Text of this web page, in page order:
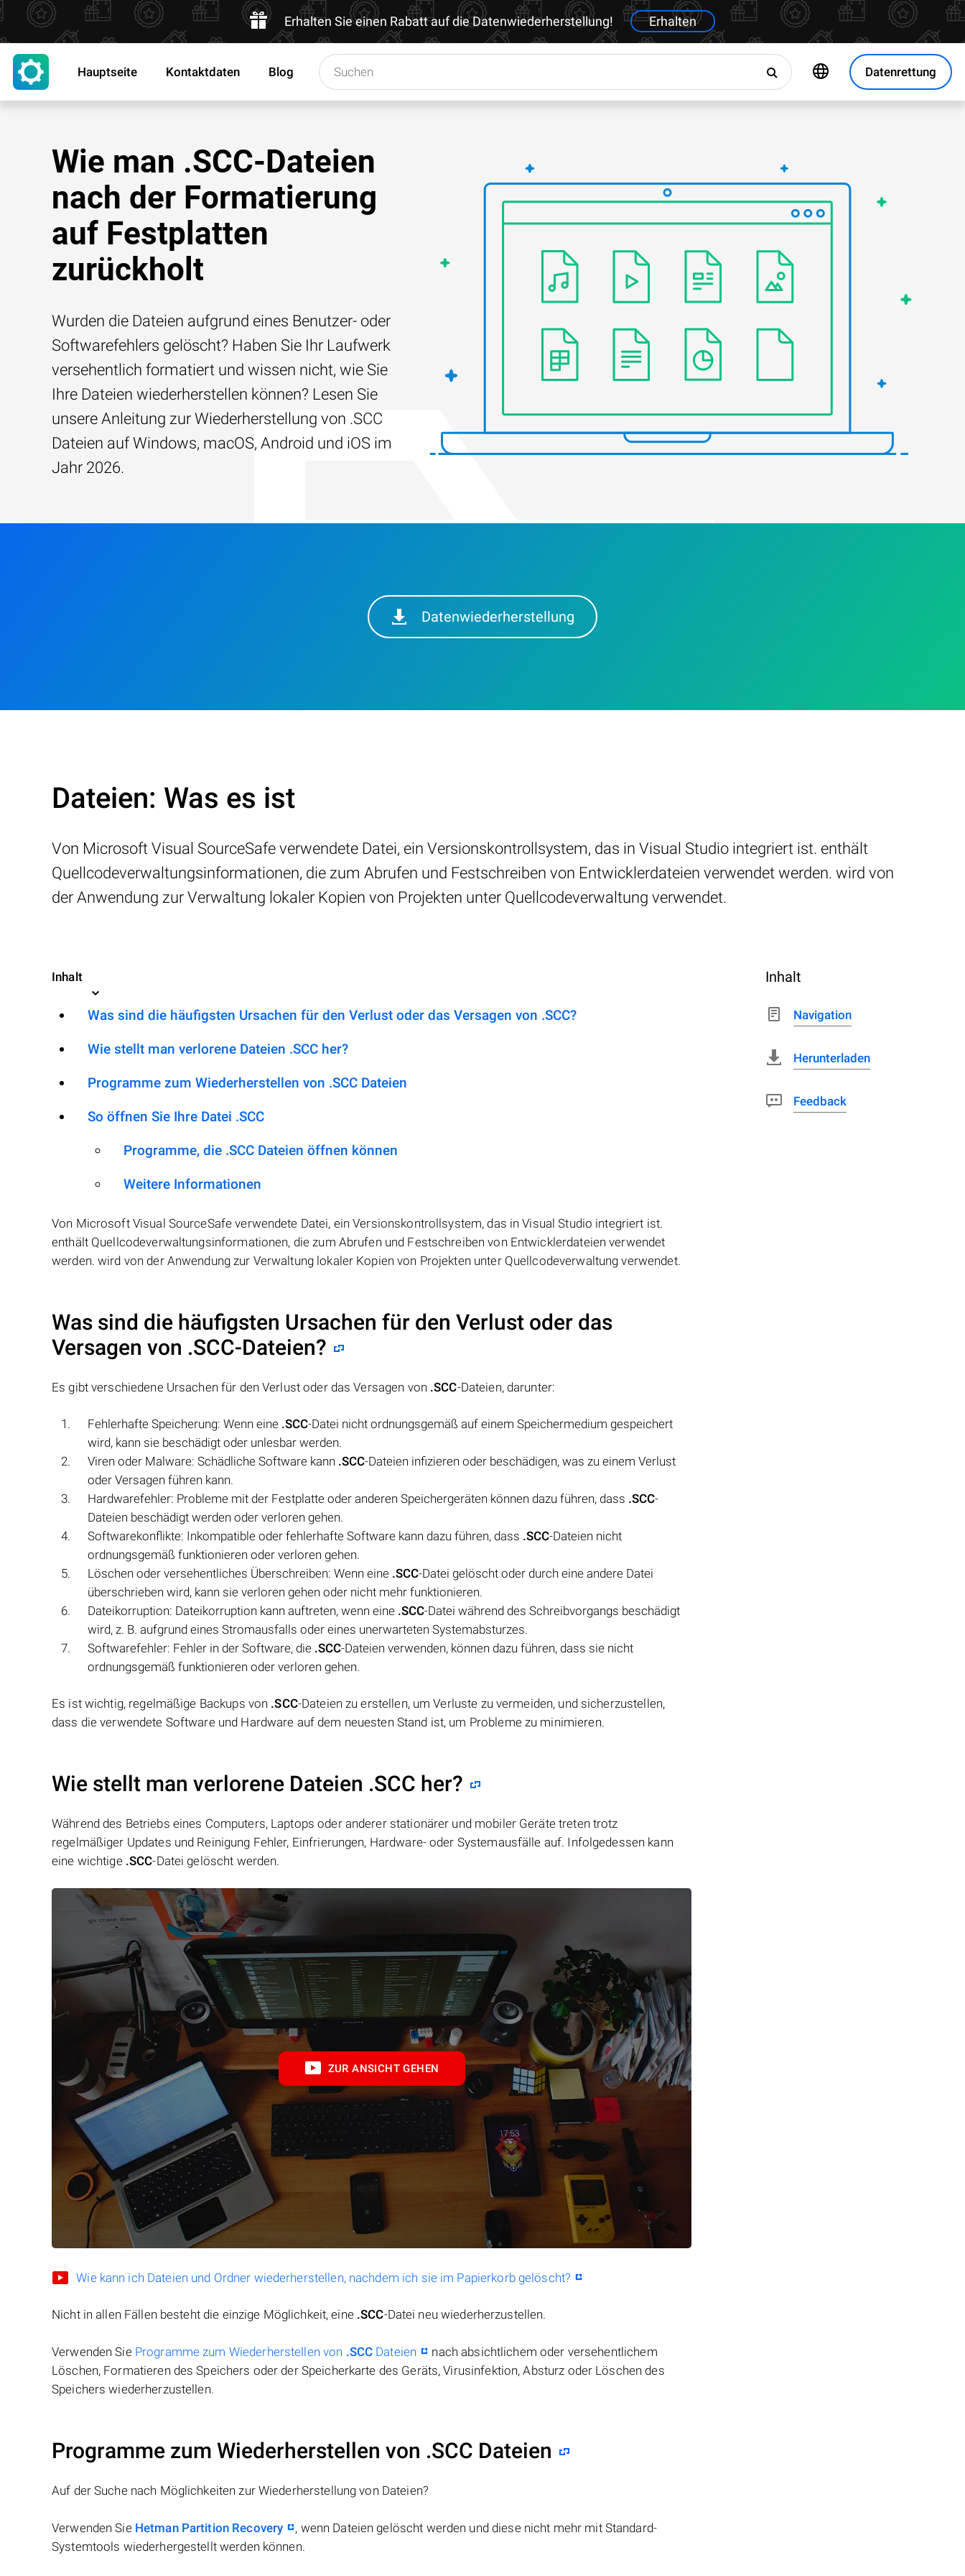
Erhalten Sie einen Rabatt auf die Datenwiederherstellung! Erhalten
Datenrettung
Hauptseite Kontaktdaten Blog
Wie man .SCC-Dateien
nach der Formatierung
auf Festplatten
zurückholt
Wurden die Dateien aufgrund eines Benutzer- oder
Softwarefehlers gelöscht? Haben Sie Ihr Laufwerk
versehentlich formatiert und wissen nicht, wie Sie
Ihre Dateien wiederherstellen können? Lesen Sie
unsere Anleitung zur Wiederherstellung von .SCC
Dateien auf Windows, macOS, Android und iOS im
Jahr 2026.
Datenwiederherstellung
Dateien: Was es ist
Von Microsoft Visual SourceSafe verwendete Datei, ein Versionskontrollsystem, das in Visual Studio integriert ist. enthält
Quellcodeverwaltungsinformationen, die zum Abrufen und Festschreiben von Entwicklerdateien verwendet werden. wird von
der Anwendung zur Verwaltung lokaler Kopien von Projekten unter Quellcodeverwaltung verwendet.
Inhalt
Was sind die häufigsten Ursachen für den Verlust oder das Versagen von .SCC?
Wie stellt man verlorene Dateien .SCC her?
Programme zum Wiederherstellen von .SCC Dateien
So öffnen Sie Ihre Datei .SCC
Programme, die .SCC Dateien öffnen können
Weitere Informationen
Von Microsoft Visual SourceSafe verwendete Datei, ein Versionskontrollsystem, das in Visual Studio integriert ist.
enthält Quellcodeverwaltungsinformationen, die zum Abrufen und Festschreiben von Entwicklerdateien verwendet
werden. wird von der Anwendung zur Verwaltung lokaler Kopien von Projekten unter Quellcodeverwaltung verwendet.
Was sind die häufigsten Ursachen für den Verlust oder das
Versagen von .SCC-Dateien?
Es gibt verschiedene Ursachen für den Verlust oder das Versagen von .SCC-Dateien, darunter:
Fehlerhafte Speicherung: Wenn eine .SCC-Datei nicht ordnungsgemäß auf einem Speichermedium gespeichert
wird, kann sie beschädigt oder unlesbar werden.
Viren oder Malware: Schädliche Software kann .SCC-Dateien infizieren oder beschädigen, was zu einem Verlust
oder Versagen führen kann.
Hardwarefehler: Probleme mit der Festplatte oder anderen Speichergeräten können dazu führen, dass .SCC-
Dateien beschädigt werden oder verloren gehen.
Softwarekonflikte: Inkompatible oder fehlerhafte Software kann dazu führen, dass .SCC-Dateien nicht
ordnungsgemäß funktionieren oder verloren gehen.
Löschen oder versehentliches Überschreiben: Wenn eine .SCC-Datei gelöscht oder durch eine andere Datei
überschrieben wird, kann sie verloren gehen oder nicht mehr funktionieren.
Dateikorruption: Dateikorruption kann auftreten, wenn eine .SCC-Datei während des Schreibvorgangs beschädigt
wird, z. B. aufgrund eines Stromausfalls oder eines unerwarteten Systemabsturzes.
Softwarefehler: Fehler in der Software, die .SCC-Dateien verwenden, können dazu führen, dass sie nicht
ordnungsgemäß funktionieren oder verloren gehen.
Es ist wichtig, regelmäßige Backups von .SCC-Dateien zu erstellen, um Verluste zu vermeiden, und sicherzustellen,
dass die verwendete Software und Hardware auf dem neuesten Stand ist, um Probleme zu minimieren.
Wie stellt man verlorene Dateien .SCC her?
Während des Betriebs eines Computers, Laptops oder anderer stationärer und mobiler Geräte treten trotz
regelmäßiger Updates und Reinigung Fehler, Einfrierungen, Hardware- oder Systemausfälle auf. Infolgedessen kann
eine wichtige .SCC-Datei gelöscht werden.
ZUR ANSICHT GEHEN
Wie kann ich Dateien und Ordner wiederherstellen, nachdem ich sie im Papierkorb gelöscht?
Nicht in allen Fällen besteht die einzige Möglichkeit, eine .SCC-Datei neu wiederherzustellen.
Verwenden Sie Programme zum Wiederherstellen von .SCC Dateien
nach absichtlichem oder versehentlichem
Löschen, Formatieren des Speichers oder der Speicherkarte des Geräts, Virusinfektion, Absturz oder Löschen des
Speichers wiederherzustellen.
Programme zum Wiederherstellen von .SCC Dateien
Auf der Suche nach Möglichkeiten zur Wiederherstellung von Dateien?
Verwenden Sie Hetman Partition Recovery
, wenn Dateien gelöscht werden und diese nicht mehr mit Standard-
Systemtools wiederhergestellt werden können.
Inhalt
Navigation
Herunterladen
Feedback